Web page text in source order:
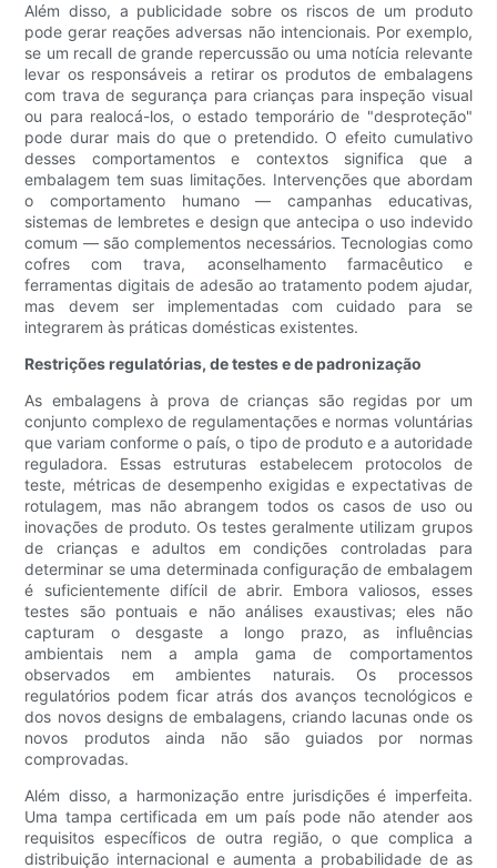
Além disso, a publicidade sobre os riscos de um produto
pode gerar reações adversas não intencionais. Por exemplo,
se um recall de grande repercussão ou uma notícia relevante
levar os responsáveis ​​a retirar os produtos de embalagens
com trava de segurança para crianças para inspeção visual
ou para realocá-los, o estado temporário de "desproteção"
pode durar mais do que o pretendido. O efeito cumulativo
desses comportamentos e contextos significa que a
embalagem tem suas limitações. Intervenções que abordam
o comportamento humano — campanhas educativas,
sistemas de lembretes e design que antecipa o uso indevido
comum — são complementos necessários. Tecnologias como
cofres com trava, aconselhamento farmacêutico e
ferramentas digitais de adesão ao tratamento podem ajudar,
mas devem ser implementadas com cuidado para se
integrarem às práticas domésticas existentes.
Restrições regulatórias, de testes e de padronização
As embalagens à prova de crianças são regidas por um
conjunto complexo de regulamentações e normas voluntárias
que variam conforme o país, o tipo de produto e a autoridade
reguladora. Essas estruturas estabelecem protocolos de
teste, métricas de desempenho exigidas e expectativas de
rotulagem, mas não abrangem todos os casos de uso ou
inovações de produto. Os testes geralmente utilizam grupos
de crianças e adultos em condições controladas para
determinar se uma determinada configuração de embalagem
é suficientemente difícil de abrir. Embora valiosos, esses
testes são pontuais e não análises exaustivas; eles não
capturam o desgaste a longo prazo, as influências
ambientais nem a ampla gama de comportamentos
observados em ambientes naturais. Os processos
regulatórios podem ficar atrás dos avanços tecnológicos e
dos novos designs de embalagens, criando lacunas onde os
novos produtos ainda não são guiados por normas
comprovadas.
Além disso, a harmonização entre jurisdições é imperfeita.
Uma tampa certificada em um país pode não atender aos
requisitos específicos de outra região, o que complica a
distribuição internacional e aumenta a probabilidade de as